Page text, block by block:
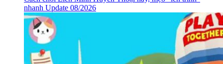
nhanh Update 08/2026